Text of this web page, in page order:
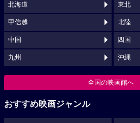
北海道 東北
甲信越 北陸
中国 四国
九州 沖縄
全国の映画館へ
おすすめ映画ジャンル